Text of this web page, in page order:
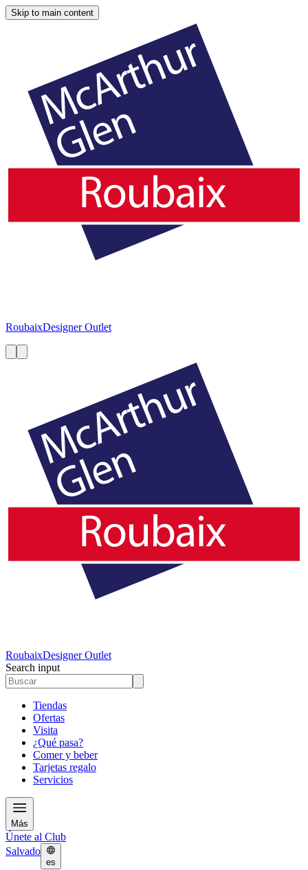
Skip to main content
RoubaixDesigner Outlet
RoubaixDesigner Outlet
Search input
Tiendas
Ofertas
Visita
¿Qué pasa?
Comer y beber
Tarjetas regalo
Servicios
Más
Únete al Club
Salvado
es